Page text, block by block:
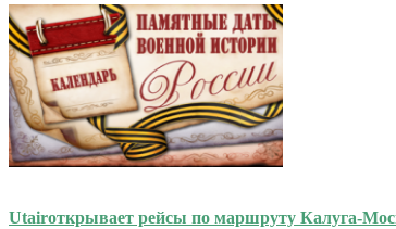
Utairоткрывает рейсы по маршруту Калуга-